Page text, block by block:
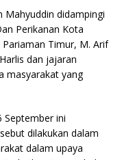
didampingi
Perikanan Kota
Timur, M. Arif
dan jajaran
masyarakat yang
September ini
dilakukan dalam
dalam upaya